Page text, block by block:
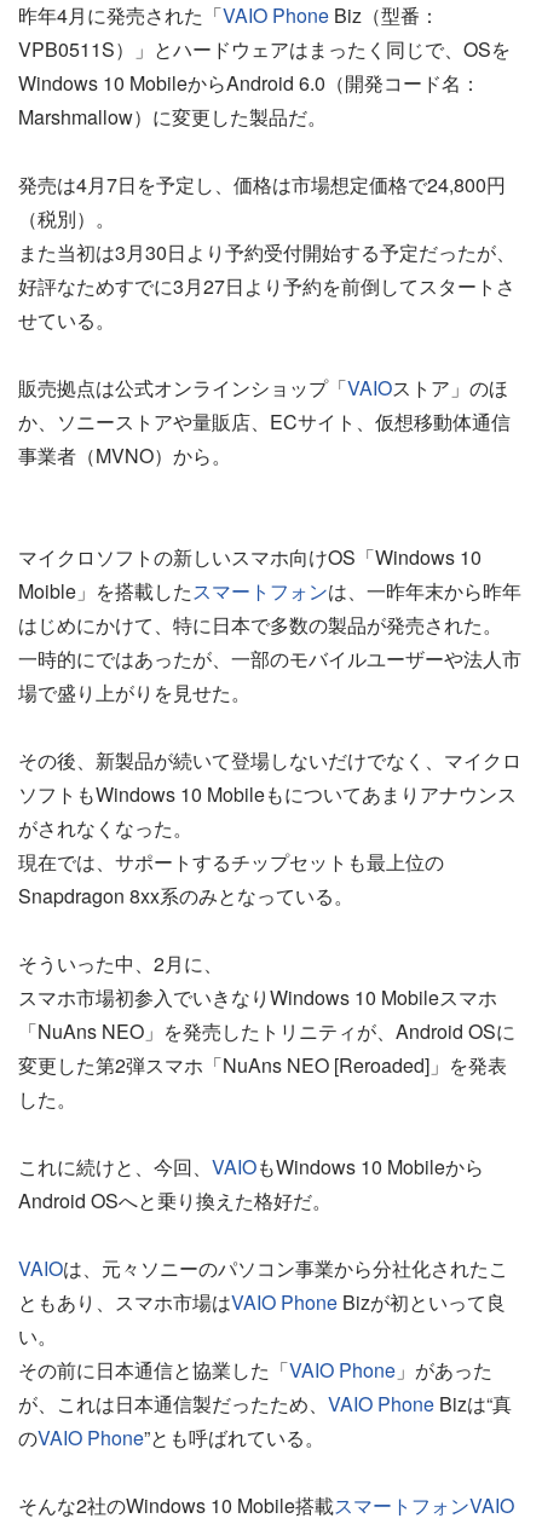
昨年4月に発売された「VAIO Phone Biz（型番：
VPB0511S）」とハードウェアはまったく同じで、OSを
Windows 10 MobileからAndroid 6.0（開発コード名：
Marshmallow）に変更した製品だ。
発売は4月7日を予定し、価格は市場想定価格で24,800円
（税別）。
また当初は3月30日より予約受付開始する予定だったが、
好評なためすでに3月27日より予約を前倒してスタートさ
せている。
販売拠点は公式オンラインショップ「VAIOストア」のほ
か、ソニーストアや量販店、ECサイト、仮想移動体通信
事業者（MVNO）から。
マイクロソフトの新しいスマホ向けOS「Windows 10
Moible」を搭載したスマートフォンは、一昨年末から昨年
はじめにかけて、特に日本で多数の製品が発売された。
一時的にではあったが、一部のモバイルユーザーや法人市
場で盛り上がりを見せた。
その後、新製品が続いて登場しないだけでなく、マイクロ
ソフトもWindows 10 Mobileもについてあまりアナウンス
がされなくなった。
現在では、サポートするチップセットも最上位の
Snapdragon 8xx系のみとなっている。
そういった中、2月に、
スマホ市場初参入でいきなりWindows 10 Mobileスマホ
「NuAns NEO」を発売したトリニティが、Android OSに
変更した第2弾スマホ「NuAns NEO [Reroaded]」を発表
した。
これに続けと、今回、 VAIOもWindows 10 Mobileから
Android OSへと乗り換えた格好だ。
VAIOは、元々ソニーのパソコン事業から分社化されたこ
ともあり、スマホ市場はVAIO Phone Bizが初といって良
い。
その前に日本通信と協業した「VAIO Phone 」があった
が、これは日本通信製だったため、 VAIO Phone Bizは“真
のVAIO Phone”とも呼ばれている。
そんな2社のWindows 10 Mobile搭載スマートフォンVAIO